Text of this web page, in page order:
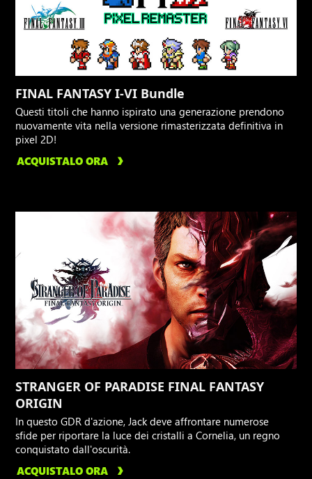
FINAL FANTASY I-VI Bundle
Questi titoli che hanno ispirato una generazione prendono
nuovamente vita nella versione rimasterizzata definitiva in
pixel 2D!
ACQUISTALO ORA
STRANGER OF PARADISE FINAL FANTASY
ORIGIN
In questo GDR d'azione, Jack deve affrontare numerose
sfide per riportare la luce dei cristalli a Cornelia, un regno
conquistato dall'oscurità.
ACQUISTALO ORA